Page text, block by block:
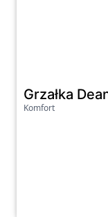
Grzałka
Komfort